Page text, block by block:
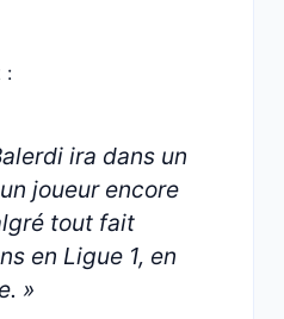
:
ira dans un
joueur encore
tout fait
en Ligue 1, en
»